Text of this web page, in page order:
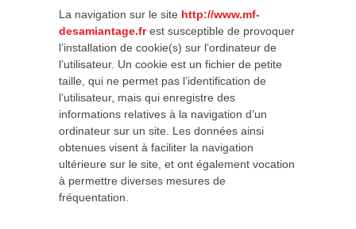
La navigation sur le site http://www.mf-
desamiantage.frest susceptible de provoquer
l’installation de cookie(s) sur l’ordinateur de
l’utilisateur. Un cookie est un fichier de petite
taille, qui ne permet pas l’identification de
l’utilisateur, mais qui enregistre des
informations relatives à la navigation d’un
ordinateur sur un site. Les données ainsi
obtenues visent à faciliter la navigation
ultérieure sur le site, et ont également vocation
à permettre diverses mesures de
fréquentation.